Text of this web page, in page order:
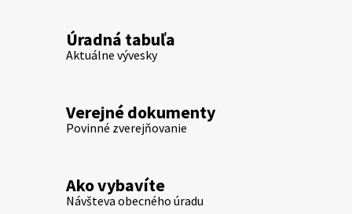
Úradná tabuľa
Aktuálne vývesky
Verejné dokumenty
Povinné zverejňovanie
Ako vybavíte
Návšteva obecného úradu